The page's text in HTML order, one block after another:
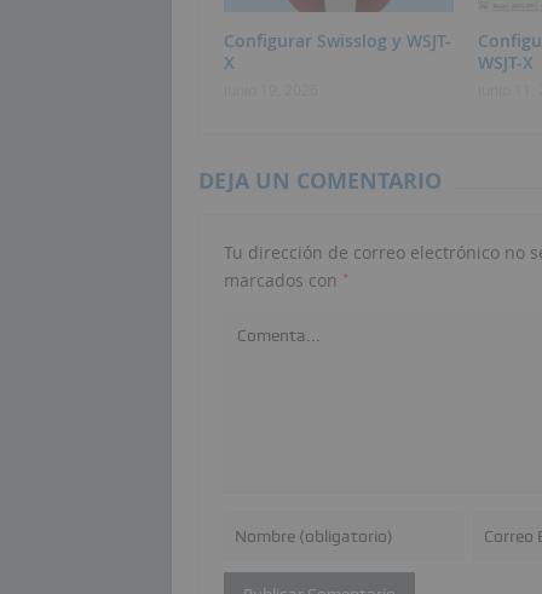
Configurar Swisslog y WSJT-
X
WSJT-X
DEJA UN COMENTARIO
Tu dirección de correo electrónico no
marcados con *